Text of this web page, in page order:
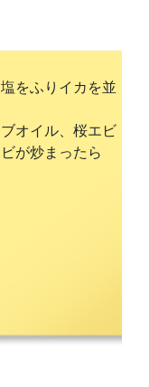
をふりイカを並
オイル、桜エビ
が炒まったら